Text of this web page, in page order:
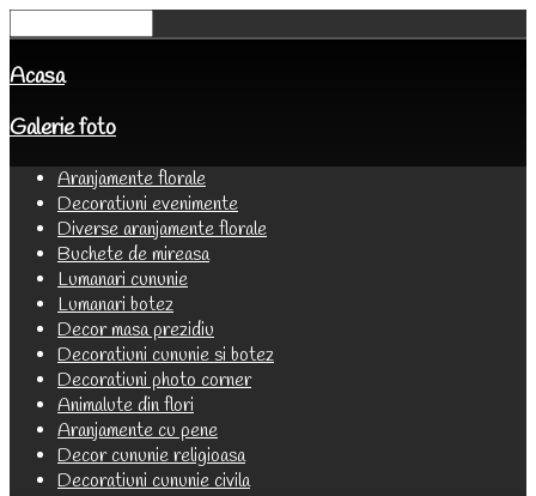
Acasa
Galerie foto
Aranjamente florale
Decoratiuni evenimente
Diverse aranjamente florale
Buchete de mireasa
Lumanari cununie
Lumanari botez
Decor masa prezidiu
Decoratiuni cununie si botez
Decoratiuni photo corner
Animalute din flori
Aranjamente cu pene
Decor cununie religioasa
Decoratiuni cununie civila